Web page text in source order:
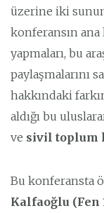
üzerine iki
konferansın ana
yapmaları, bu
paylaşmalarını
hakkındaki
aldığı bu
ve sivil toplum
Bu konferansta
Kalfaoğlu (Fen